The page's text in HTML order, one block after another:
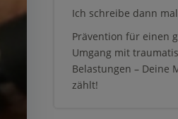
Ich schreibe dann
Prävention für einen
Umgang mit
Belastungen – Deine
zählt!